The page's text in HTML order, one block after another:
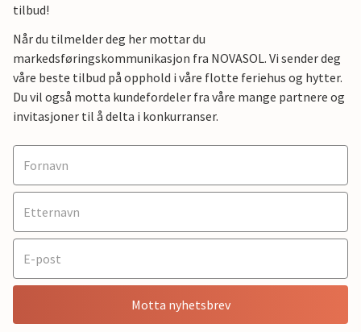
tilbud!
Når du tilmelder deg her mottar du
markedsføringskommunikasjon fra NOVASOL. Vi sender deg
våre beste tilbud på opphold i våre flotte feriehus og hytter.
Du vil også motta kundefordeler fra våre mange partnere og
invitasjoner til å delta i konkurranser.
Motta nyhetsbrev